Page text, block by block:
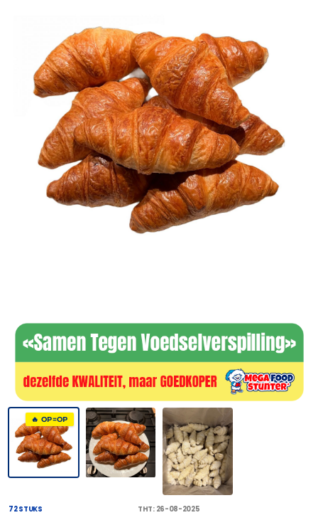
🔥 OP=OP
72 STUKS THT: 26-08-2025